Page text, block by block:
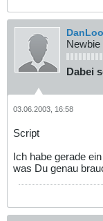
Newbie
Dabei
03.06.2003, 16:58
Script
Ich habe gerade
was Du genau